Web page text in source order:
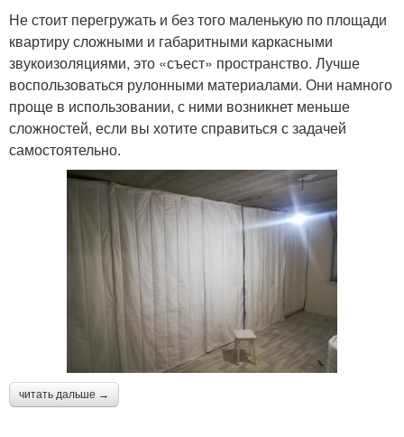
Не стоит перегружать и без того маленькую по площади
квартиру сложными и габаритными каркасными
звукоизоляциями, это «съест» пространство. Лучше
воспользоваться рулонными материалами. Они намного
проще в использовании, с ними возникнет меньше
сложностей, если вы хотите справиться с задачей
самостоятельно.
читать дальше →